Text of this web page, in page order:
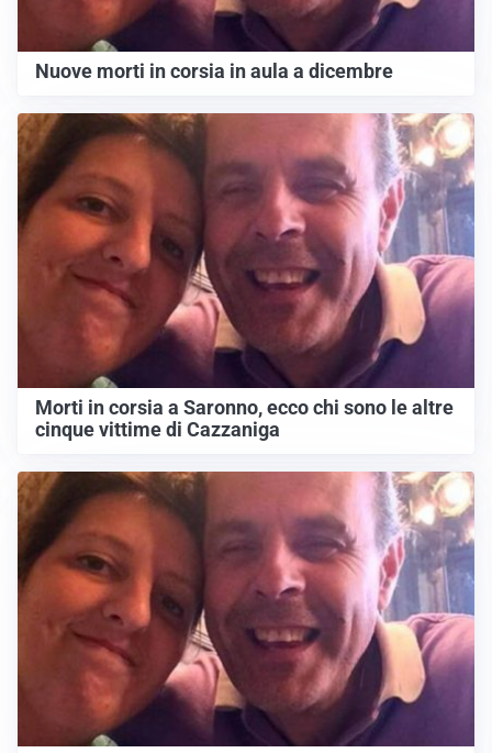
Nuove morti in corsia in aula a dicembre
Morti in corsia a Saronno, ecco chi sono le altre
cinque vittime di Cazzaniga